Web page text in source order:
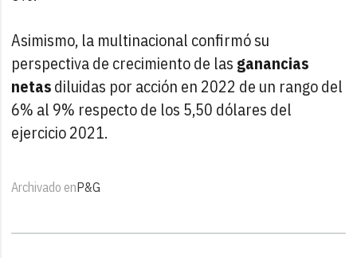
Asimismo, la multinacional confirmó su
perspectiva de crecimiento de las ganancias
netasdiluidas por acción en 2022 de un rango del
6% al 9% respecto de los 5,50 dólares del
ejercicio 2021.
Archivado enP&G